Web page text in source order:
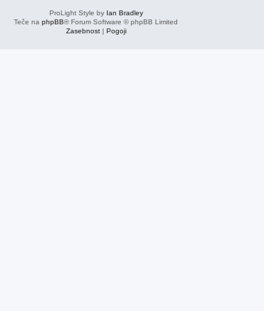
ProLight Style by Ian Bradley
Teče na phpBB® Forum Software © phpBB Limited
Zasebnost| Pogoji